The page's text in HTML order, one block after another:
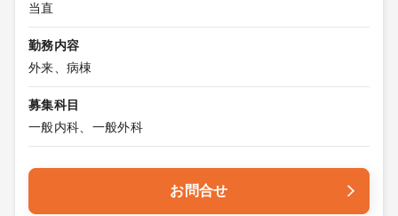
当直
勤務内容
外来、病棟
募集科目
一般内科、一般外科
お問合せ